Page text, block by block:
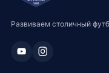
Развиваем столичный